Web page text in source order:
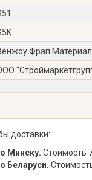
Фрап Материал
доставки:
Минску. Стоимость
Беларуси.